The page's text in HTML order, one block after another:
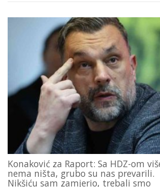
Konaković za Raport: Sa HDZ-om
nema ništa, grubo su nas prevarili.
Nikšiću sam zamjerio, trebali smo